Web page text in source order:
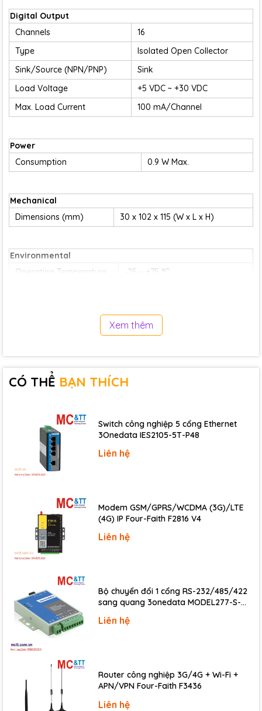
Digital Output
Channels
16
Type
Isolated Open Collector
Sink/Source (NPN/PNP)
Sink
Load Voltage
+5 VDC ~ +30 VDC
Max. Load Current
100 mA/Channel
Power
Consumption
0.9 W Max.
Mechanical
Dimensions (mm)
30 x 102 x 115 (W x L x H)
Environmental
Operating Temperature
-25 ~ +75 °C
Documents
Ordering information
G CR
16-ch Isolated DO (Sink, NPN, 5~30VDC)
Module (RoHS)
Xem thêm
CÓ THỂ BẠN THÍCH
Switch công nghiệp 5 cổng Ethernet
3Onedata IES2105-5T-P48
Liên hệ
Modem GSM/GPRS/WCDMA (3G)/LTE
(4G) IP Four-Faith F2816 V4
Liên hệ
Bộ chuyển đổi 1 cổng RS-232/485/422
sang quang 3onedata MODEL277-S-
20KM)
Liên hệ
Router công nghiệp 3G/4G + Wi-Fi +
APN/VPN Four-Faith F3436
Liên hệ